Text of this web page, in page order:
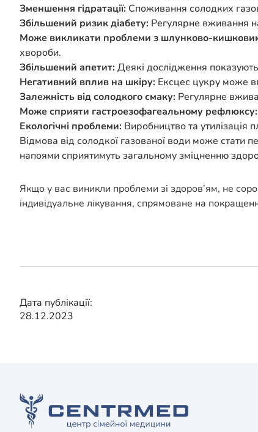
Зменшення гідратації: Споживання солодких
Збільшений ризик діабету: Регулярне вживання
Може викликати проблеми з шлунково-
хвороби.
Збільшений апетит:Деякі дослідження
Негативний вплив на шкіру: Ексцес цукру може
Залежність від солодкого смаку: Регулярне
Може сприяти гастроезофагеальному рефлюксу:
Екологічні проблеми: Виробництво та
Відмова від солодкої газованої води може
напоями сприятимуть загальному зміцненню
Якщо у вас виникли проблеми зі здоров’ям, не
індивідуальне лікування, спрямоване на
Дата публікації:
28.12.2023